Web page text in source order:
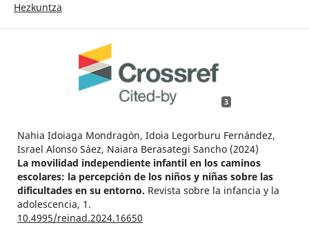
Hezkuntza
3
Nahia Idoiaga Mondragón, Idoia Legorburu Fernández,
Israel Alonso Sáez, Naiara Berasategi Sancho (2024)
La movilidad independiente infantil en los caminos
escolares: la percepción de los niños y niñas sobre las
dificultades en su entorno. Revista sobre la infancia y la
adolescencia, 1.
10.4995/reinad.2024.16650